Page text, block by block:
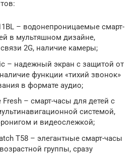
– водонепроницаемые смарт-
в мультяшном дизайне,
2G, наличие камеры;
– надежный экран с защитой от
функции «тихий звонок»
в формате аудио;
Fresh – смарт-часы для детей с
системой,
и видеослежкой;
T58 – элегантные смарт-часы
группы, сразу